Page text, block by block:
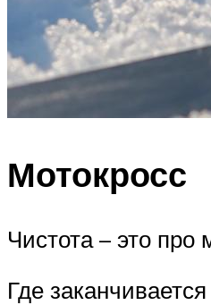
Мотокросс
Чистота – это про
Где